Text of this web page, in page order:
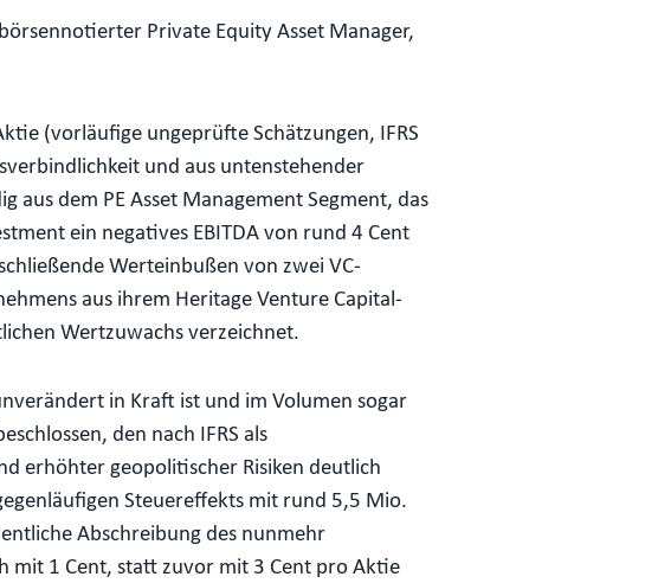
Private Equity Asset Manager,
(vorläufige ungeprüfte Schätzungen, IFRS
und aus untenstehender
dem PE Asset Management Segment, das
ein negatives EBITDA von rund 4 Cent
Werteinbußen von zwei VC-
aus ihrem Heritage Venture Capital-
Wertzuwachs verzeichnet.
in Kraft ist und im Volumen sogar
den nach IFRS als
erhöhter geopolitischer Risiken deutlich
Steuereffekts mit rund 5,5 Mio.
Abschreibung des nunmehr
mit 1 Cent, statt zuvor mit 3 Cent pro Aktie